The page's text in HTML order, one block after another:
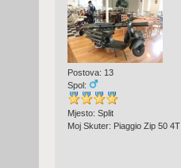
Postova: 13
Spol:
Mjesto: Split
Moj Skuter: Piaggio Zip 50 4T